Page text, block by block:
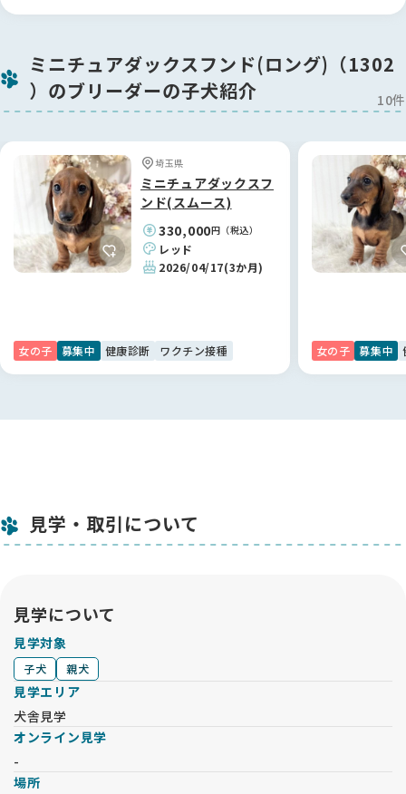
ゃんと伝わってきます。
「ここに載っているブリーダーさんなら大丈夫」——そう思え
たことが、矢島さんとのご縁につながりました。
信頼できる方から、健康で元気な子を迎えられて、本当に良か
ったです。ありがとうございました ✨
お迎えを決めた子はすでにショーに出始めていたこともあり、
参加させていただきました。プロの手で大切に育てられ、素晴
らしい経験を積んだ子を迎えられたことを誇りに思います。
【BreederFamiliesへ】
情報が細かく掲載されており、比較検討がしやすかったです。
何より第三者からの客観的な評価が確認できるため、安心して
コンタクトを取ることができました。
素敵なご縁を繋いでいただき、本当にありがとうございまし
た！🐶
ミニチュアダックスフンド(ロング)（1302
）のブリーダーの子犬紹介
10件
埼玉県
ミニチュアダックスフ
ンド(スムース)
330,000円（税込）
レッド
2026/04/17(3か月)
女の子 募集中 健康診断 ワクチン接種 女の子 募集中
見学・取引について
見学について
見学対象
子犬 親犬
見学エリア
犬舎見学
オンライン見学
-
場所